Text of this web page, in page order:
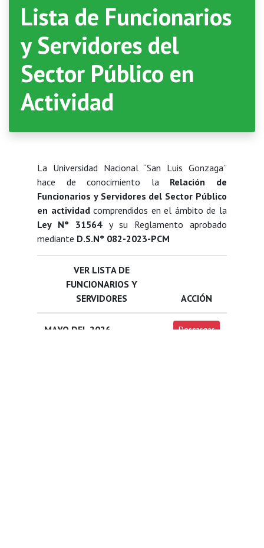
Lista de Funcionarios
y Servidores del
Sector Público en
Actividad
La Universidad Nacional “San Luis Gonzaga”
hace de conocimiento la Relación de
Funcionarios y Servidores del Sector Público
en actividadcomprendidos en el ámbito de la
Ley N° 31564y su Reglamento aprobado
mediante D.S.N° 082-2023-PCM
VER LISTA DE
FUNCIONARIOS Y
SERVIDORES
ACCIÓN
MAYO DEL 2026 Descargar